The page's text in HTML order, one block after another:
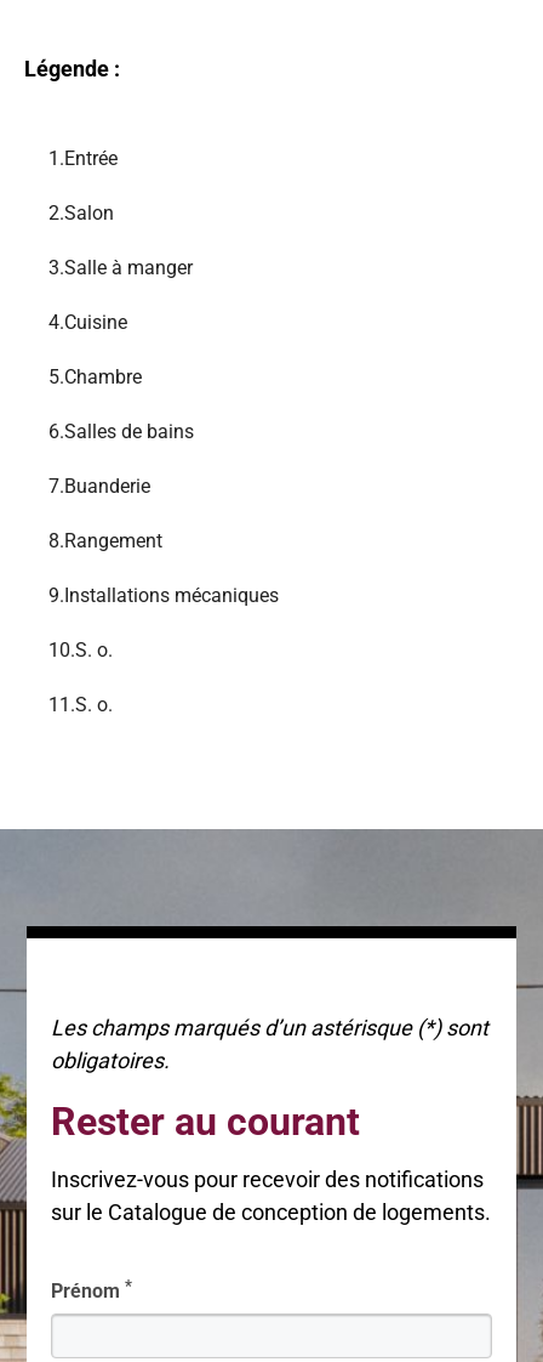
Légende :
1.Entrée
2.Salon
3.Salle à manger
4.Cuisine
5.Chambre
6.Salles de bains
7.Buanderie
8.Rangement
9. Installations mécaniques
10.S. o.
11.S. o.
Les champs marqués d’un astérisque (*) sont
obligatoires.
Rester au courant
Inscrivez-vous pour recevoir des notifications
sur le Catalogue de conception de logements.
Prénom *